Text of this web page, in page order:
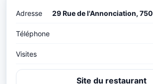
Adresse 29 Rue de l'Annonciation,
Téléphone
Visites
Site du restaurant